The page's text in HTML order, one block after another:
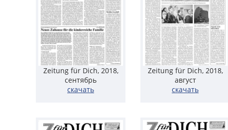
Zeitung für Dich, 2018,
сентябрь
скачать
Zeitung für Dich, 2018,
август
скачать